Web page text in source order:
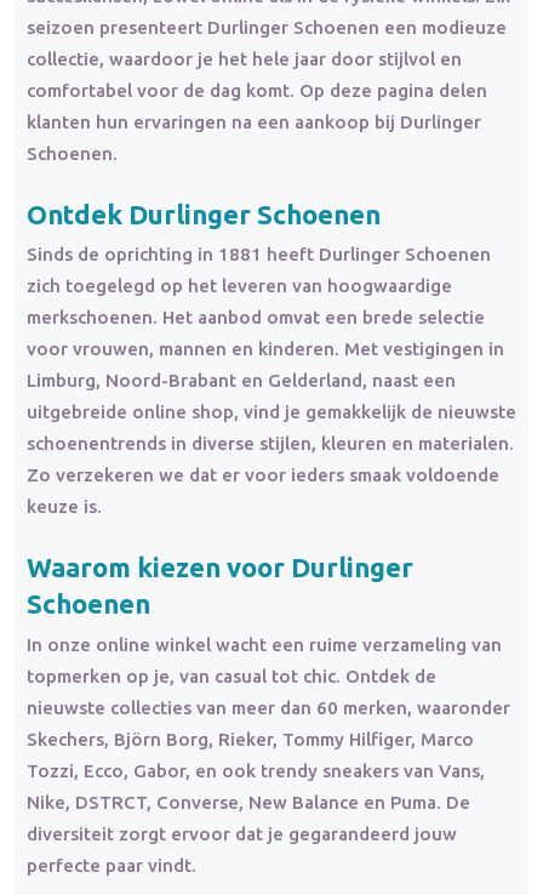
seizoen presenteert Durlinger Schoenen een modieuze
collectie, waardoor je het hele jaar door stijlvol en
comfortabel voor de dag komt. Op deze pagina delen
klanten hun ervaringen na een aankoop bij Durlinger
Schoenen.
Ontdek Durlinger Schoenen
Sinds de oprichting in 1881 heeft Durlinger Schoenen
zich toegelegd op het leveren van hoogwaardige
merkschoenen. Het aanbod omvat een brede selectie
voor vrouwen, mannen en kinderen. Met vestigingen in
Limburg, Noord-Brabant en Gelderland, naast een
uitgebreide online shop, vind je gemakkelijk de nieuwste
schoenentrends in diverse stijlen, kleuren en materialen.
Zo verzekeren we dat er voor ieders smaak voldoende
keuze is.
Waarom kiezen voor Durlinger
Schoenen
In onze online winkel wacht een ruime verzameling van
topmerken op je, van casual tot chic. Ontdek de
nieuwste collecties van meer dan 60 merken, waaronder
Skechers, Björn Borg, Rieker, Tommy Hilfiger, Marco
Tozzi, Ecco, Gabor, en ook trendy sneakers van Vans,
Nike, DSTRCT, Converse, New Balance en Puma. De
diversiteit zorgt ervoor dat je gegarandeerd jouw
perfecte paar vindt.